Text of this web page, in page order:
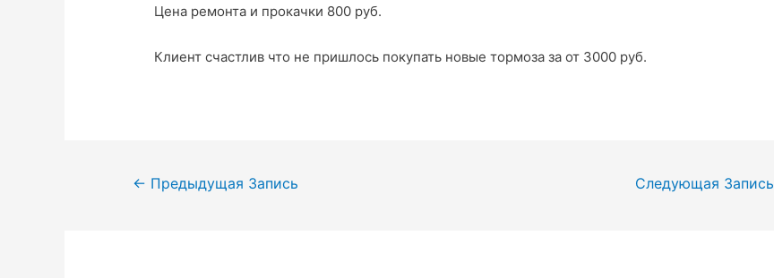
Цена ремонта и прокачки 800 руб.
Клиент счастлив что не пришлось покупать новые тормоза за от 3000 руб.
Навигация
← Предыдущая Запись Следующая Запись